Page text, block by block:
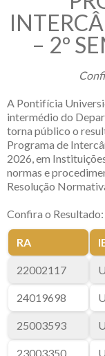
– 2º
A Pontifícia
intermédio do
torna público o
Programa de
2026, em
normas e
Resolução
Confira o Resultado:
RA
22002117
24019698
25003593
23003350